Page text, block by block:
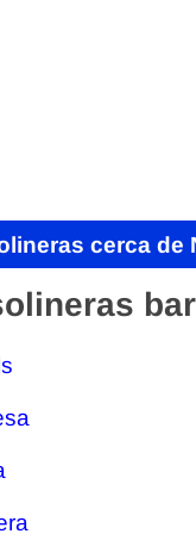
cerca de